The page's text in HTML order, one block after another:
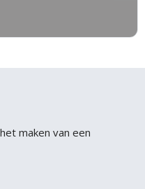
maken van een